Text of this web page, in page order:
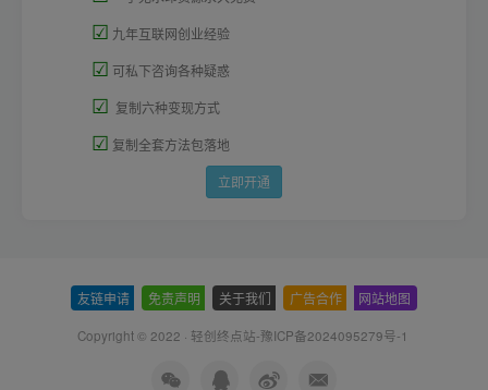
☑ 九年互联网创业经验
☑ 可私下咨询各种疑惑
☑ 复制六种变现方式
☑ 复制全套方法包落地
立即开通
友链申请 免责声明 关于我们 广告合作 网站地图
Copyright © 2022 · 轻创终点站-豫ICP备2024095279号-1